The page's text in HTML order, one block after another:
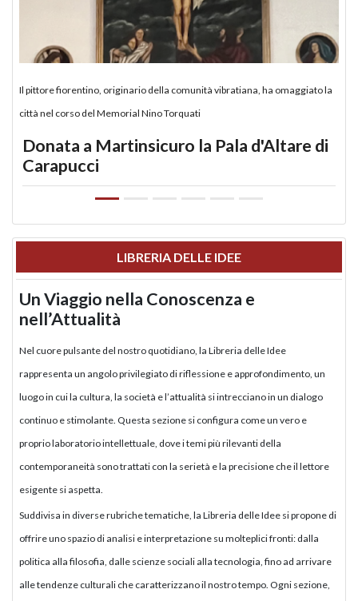
Il pittore fiorentino, originario della comunità vibratiana, ha omaggiato la
città nel corso del Memorial Nino Torquati
Donata a Martinsicuro la Pala d'Altare di
Carapucci
LIBRERIA DELLE IDEE
Un Viaggio nella Conoscenza e
nell’Attualità
Nel cuore pulsante del nostro quotidiano, la Libreria delle Idee
rappresenta un angolo privilegiato di riflessione e approfondimento, un
luogo in cui la cultura, la società e l’attualità si intrecciano in un dialogo
continuo e stimolante. Questa sezione si configura come un vero e
proprio laboratorio intellettuale, dove i temi più rilevanti della
contemporaneità sono trattati con la serietà e la precisione che il lettore
esigente si aspetta.
Suddivisa in diverse rubriche tematiche, la Libreria delle Idee si propone di
offrire uno spazio di analisi e interpretazione su molteplici fronti: dalla
politica alla filosofia, dalle scienze sociali alla tecnologia, fino ad arrivare
alle tendenze culturali che caratterizzano il nostro tempo. Ogni sezione,